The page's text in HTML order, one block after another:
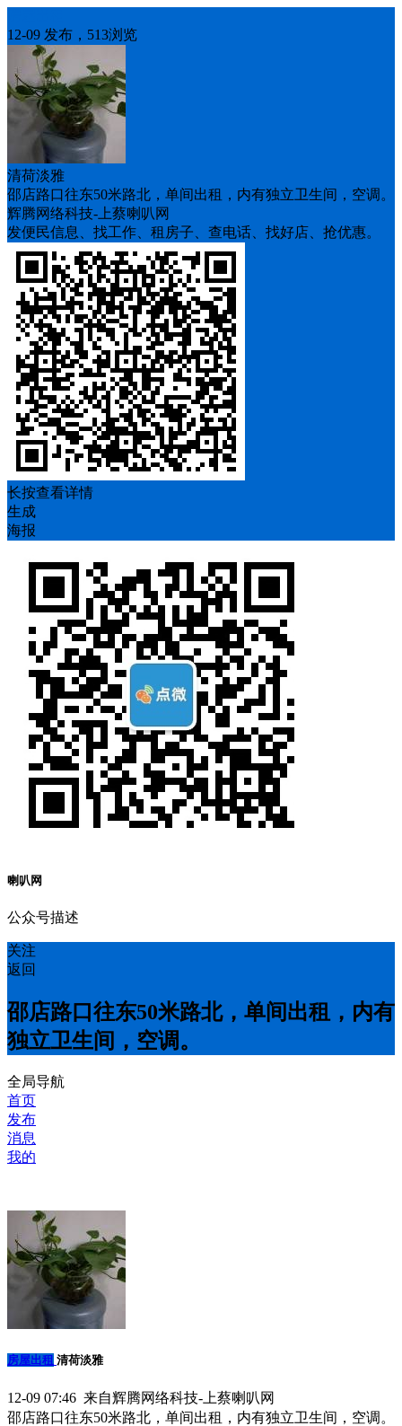
12-09 发布，513浏览
清荷淡雅
邵店路口往东50米路北，单间出租，内有独立卫生间，空调。
辉腾网络科技-上蔡喇叭网
发便民信息、找工作、租房子、查电话、找好店、抢优惠。
长按查看详情
生成
海报
喇叭网
公众号描述
关注
返回
邵店路口往东50米路北，单间出租，内有
独立卫生间，空调。
全局导航
首页
发布
消息
我的
房屋出租 清荷淡雅
12-09 07:46 来自辉腾网络科技-上蔡喇叭网
邵店路口往东50米路北，单间出租，内有独立卫生间，空调。